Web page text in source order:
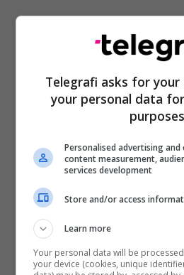
Telegrafi asks for
your personal data
Personalised advertising
content measurement,
services development
Store and/or access
Learn more
Your personal data will be
your device (cookies, unique